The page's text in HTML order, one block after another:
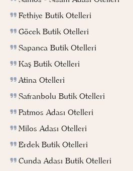
Fethiye Butik Otelleri
Göcek Butik Otelleri
Sapanca Butik Otelleri
Kaş Butik Otelleri
Atina Otelleri
Safranbolu Butik Otelleri
Patmos Adası Otelleri
Milos Adası Otelleri
Erdek Butik Otelleri
Cunda Adası Butik Otelleri